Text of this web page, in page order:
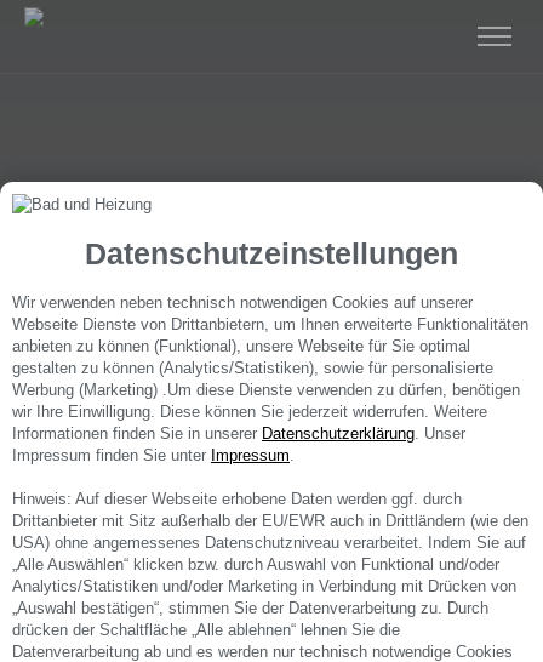
Datenschutzeinstellungen
Wir verwenden neben technisch notwendigen Cookies auf unserer
Webseite Dienste von Drittanbietern, um Ihnen erweiterte Funktionalitäten
anbieten zu können (Funktional), unsere Webseite für Sie optimal
gestalten zu können (Analytics/Statistiken), sowie für personalisierte
Werbung (Marketing) .Um diese Dienste verwenden zu dürfen, benötigen
wir Ihre Einwilligung. Diese können Sie jederzeit widerrufen. Weitere
Informationen finden Sie in unserer Datenschutzerklärung. Unser
Impressum finden Sie unter Impressum.
Hinweis: Auf dieser Webseite erhobene Daten werden ggf. durch
Drittanbieter mit Sitz außerhalb der EU/EWR auch in Drittländern (wie den
USA) ohne angemessenes Datenschutzniveau verarbeitet. Indem Sie auf
„Alle Auswählen“ klicken bzw. durch Auswahl von Funktional und/oder
Analytics/Statistiken und/oder Marketing in Verbindung mit Drücken von
„Auswahl bestätigen“, stimmen Sie der Datenverarbeitung zu. Durch
drücken der Schaltfläche „Alle ablehnen“ lehnen Sie die
Datenverarbeitung ab und es werden nur technisch notwendige Cookies